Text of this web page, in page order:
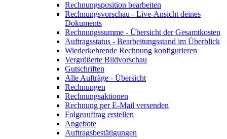
Rechnungsposition bearbeiten
Rechnungsvorschau - Live-Ansicht deines
Dokuments
Rechnungssumme - Übersicht der Gesamtkosten
Auftragsstatus - Bearbeitungsstand im Überblick
Wiederkehrende Rechnung konfigurieren
Vergrößerte Bildvorschau
Gutschriften
Alle Aufträge - Übersicht
Rechnungen
Rechnungsaktionen
Rechnung per E-Mail versenden
Folgeauftrag erstellen
Angebote
Auftragsbestätigungen